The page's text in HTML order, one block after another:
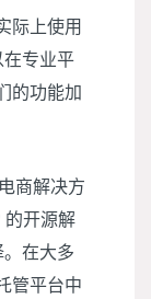
际上使用
专业平
的功能加
商解决方
开源解
在大多
管平台中